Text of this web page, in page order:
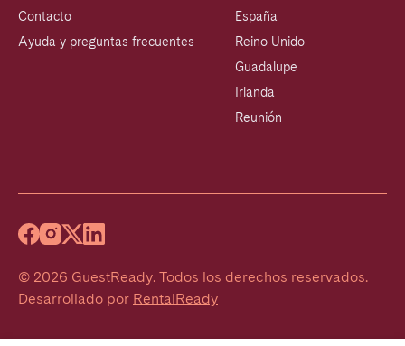
Contacto
Ayuda y preguntas frecuentes
España
Reino Unido
Guadalupe
Irlanda
Reunión
© 2026 GuestReady. Todos los derechos reservados.
Desarrollado por RentalReady